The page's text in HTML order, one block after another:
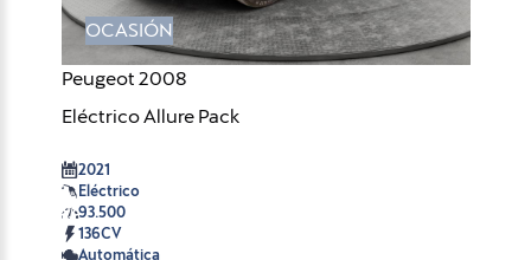
OCASIÓN
Peugeot 2008
Eléctrico Allure Pack
2021
Eléctrico
93.500
136CV
Automática